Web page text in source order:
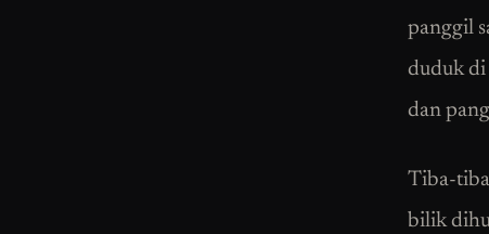
panggil
duduk di
dan
Tiba-tiba
bilik